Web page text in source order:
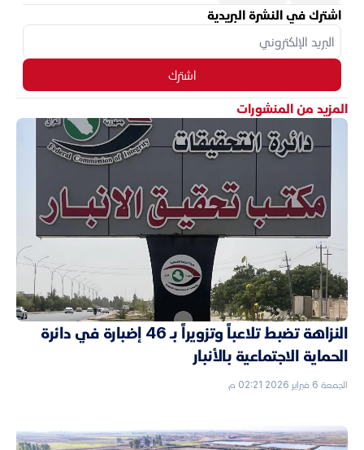
اشترك في النشرة البريدية
اشترك
المزيد من المنشورات
النزاهة تضبط تلاعباً وتزويراً بـ 46 إضبارة في دائرة
الحماية الاجتماعية بالأنبار
الجمعة 6 فبراير 2026 02:21 م